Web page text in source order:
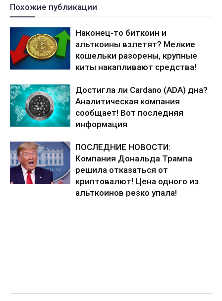
Похожие публикации
Наконец-то биткоин и
альткоины взлетят? Мелкие
кошельки разорены, крупные
киты накапливают средства!
Достигла ли Cardano (ADA) дна?
Аналитическая компания
сообщает! Вот последняя
информация
ПОСЛЕДНИЕ НОВОСТИ:
Компания Дональда Трампа
решила отказаться от
криптовалют! Цена одного из
альткоинов резко упала!